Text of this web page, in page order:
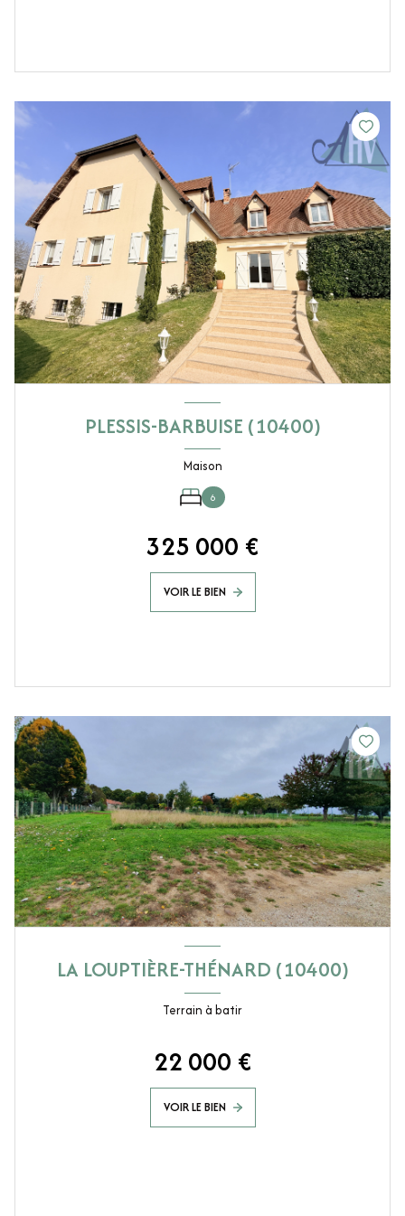
PLESSIS-BARBUISE (10400)
Maison
6
325 000 €
VOIR LE BIEN
LA LOUPTIÈRE-THÉNARD (10400)
Terrain à batir
22 000 €
VOIR LE BIEN